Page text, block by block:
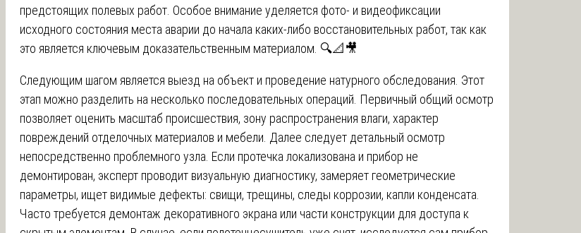
предстоящих полевых работ. Особое внимание уделяется фото- и видеофиксации
исходного состояния места аварии до начала каких-либо восстановительных работ, так как
это является ключевым доказательственным материалом. 🔍📐🎥
Следующим шагом является выезд на объект и проведение натурного обследования. Этот
этап можно разделить на несколько последовательных операций. Первичный общий осмотр
позволяет оценить масштаб происшествия, зону распространения влаги, характер
повреждений отделочных материалов и мебели. Далее следует детальный осмотр
непосредственно проблемного узла. Если протечка локализована и прибор не
демонтирован, эксперт проводит визуальную диагностику, замеряет геометрические
параметры, ищет видимые дефекты: свищи, трещины, следы коррозии, капли конденсата.
Часто требуется демонтаж декоративного экрана или части конструкции для доступа к